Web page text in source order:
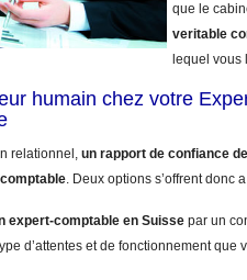
que le
veritable
lequel vous
humain chez votre
relationnel, un rapport de confiance
. Deux options s’offrent donc
expert-comptable en Suisse par un
d’attentes et de fonctionnement que